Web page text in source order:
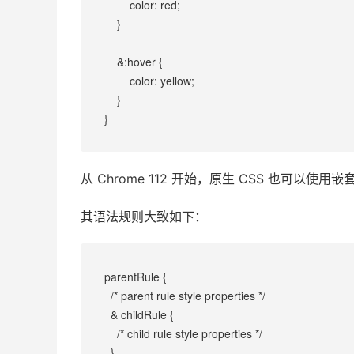
color: red;
}
&:hover {
color: yellow;
}
}
从 Chrome 112 开始，原生 CSS 也可以使用嵌套
其语法规则大致如下：
parentRule {
/* parent rule style properties */
  & childRule {
/* child rule style properties */